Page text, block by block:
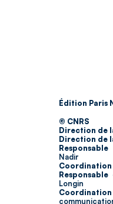
Édition Paris
© CNRS
Direction de
Direction de
Nadir
Longin